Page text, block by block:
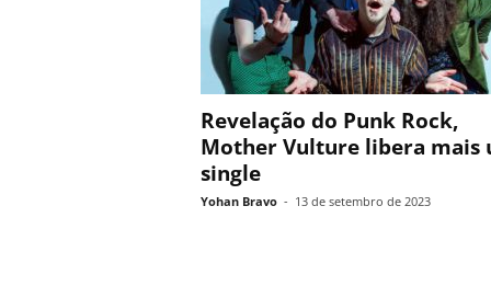
Revelação do Punk Rock,
Mother Vulture libera mais
single
Yohan Bravo - 13 de setembro de 2023